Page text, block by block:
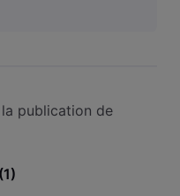
publication de